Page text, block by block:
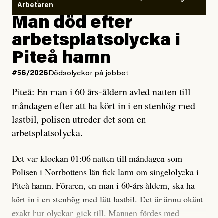
Vem är det som Dagens ETC skriver för?
Vad betyder det att vara en röd, grön och oberoende
tidning?
Vad är bra journalistik?
Ett försök till korta svar som jag hoppas kan förtydliga
för Kuhn och Sassarinis-McGowan och andra hur jag
som chefredaktör ser på Dagens ETC:s uppdrag och
roll.
Vi skriver för våra läsare som vill bli informerade,
överraskade, bekräftade, utmanade – och som kräver
att vi granskar allt och alla.
Vi är som sagt en röd, grön och oberoende tidning.
så säger jag tvärtemot.
Jag lärde mig renovera
enligt uråldrig metod
och lade min sista ungdom
på att laga en gammal bod.
Jag sökte ljuset och meningen,
efter det som var rent, rätt och sant,
och aldrig såg jag det klarare än
när jag ombord på bussen hjälpte en tant.
#23/2026Intervjun
Jesper Lundby: ”Livet i sig
är ganska politiskt”
Arbetaren
Man död efter
arbetsplatsolycka i
Piteå hamn
#56/2026 Dödsolyckor på jobbet
Piteå: En man i 60 års-åldern avled natten till
måndagen efter att ha kört in i en stenhög med
lastbil, polisen utreder det som en
arbetsplatsolycka.
Det var klockan 01:06 natten till måndagen som
Polisen i Norrbottens län fick larm om singelolycka i
Piteå hamn. Föraren, en man i 60-års åldern, ska ha
kört in i en stenhög med lätt lastbil. Det är ännu okänt
exakt hur olyckan gick till. Mannen fördes med